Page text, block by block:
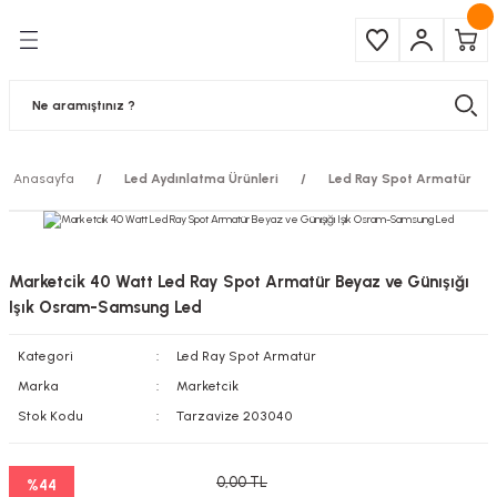
Anasayfa Led Aydınlatma Ürünleri Led Ray Spot Armatür
Marketcik 40 Watt Led Ray Spot Armatür Beyaz ve Günışığı
Işık Osram-Samsung Led
Kategori
Led Ray Spot Armatür
Marka
Marketcik
Stok Kodu
Tarzavize 203040
%44
0,00 TL